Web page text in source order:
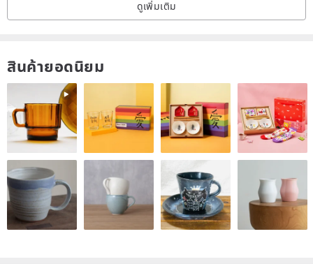
ดูเพิ่มเติม
สินค้ายอดนิยม